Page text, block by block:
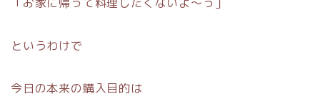
というわけで
今日の本来の購入目的は